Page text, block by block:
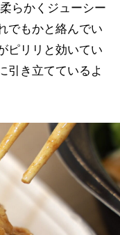
らかくジューシー
でもかと絡んでい
ピリリと効いてい
引き立てているよ